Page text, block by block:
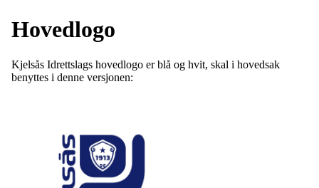
Hovedlogo
Kjelsås Idrettslags hovedlogo er blå og hvit, skal i hovedsak
benyttes i denne versjonen: